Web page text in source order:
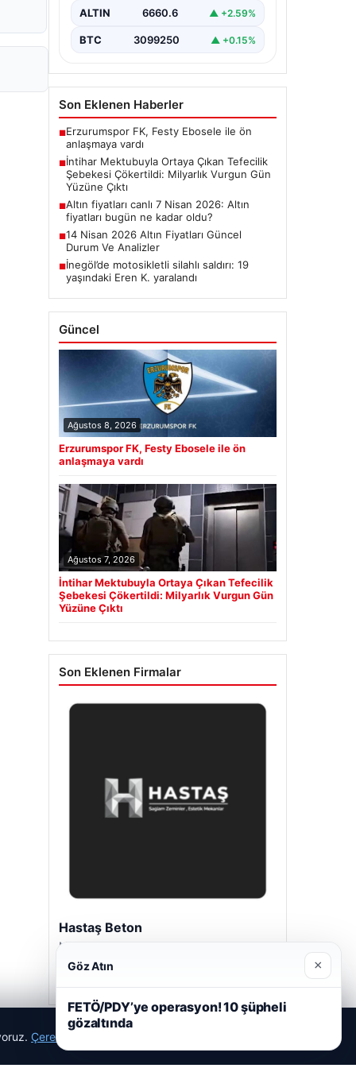
bölgedeki büyük…
ALTIN 6660.6 ▲ +2.59%
BTC 3099250 ▲ +0.15%
Son Eklenen Haberler
■Erzurumspor FK, Festy Ebosele ile ön
anlaşmaya vardı
■İntihar Mektubuyla Ortaya Çıkan Tefecilik
Şebekesi Çökertildi: Milyarlık Vurgun Gün
Yüzüne Çıktı
■Altın fiyatları canlı 7 Nisan 2026: Altın
fiyatları bugün ne kadar oldu?
■14 Nisan 2026 Altın Fiyatları Güncel
Durum Ve Analizler
■İnegöl’de motosikletli silahlı saldırı: 19
yaşındaki Eren K. yaralandı
Güncel
Ağustos 8, 2026
Erzurumspor FK, Festy Ebosele ile ön
anlaşmaya vardı
Ağustos 7, 2026
İntihar Mektubuyla Ortaya Çıkan Tefecilik
Şebekesi Çökertildi: Milyarlık Vurgun Gün
Yüzüne Çıktı
Son Eklenen Firmalar
Hastaş Beton
Mayıs 26, 2026
Çerez Politikamız
Göz Atın ×
FETÖ/PDY’ye operasyon! 10 şüpheli
gözaltında